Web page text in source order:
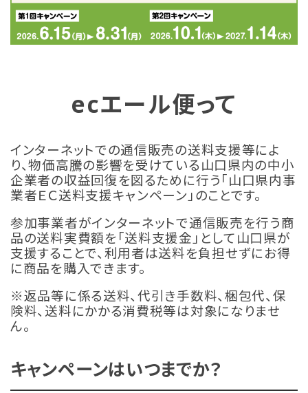
ecエール便って
インターネットでの通信販売の送料支援等によ
り、物価高騰の影響を受けている山口県内の中小
企業者の収益回復を図るために行う「山口県内事
業者ＥＣ送料支援キャンペーン」のことです。
参加事業者がインターネットで通信販売を行う商
品の送料実費額を「送料支援金」として山口県が
支援することで、利用者は送料を負担せずにお得
に商品を購入できます。
※返品等に係る送料、代引き手数料、梱包代、保
険料、送料にかかる消費税等は対象になりませ
ん。
キャンペーンはいつまでか？